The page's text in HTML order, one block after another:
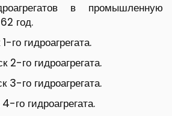
в промышленную
год.
го гидроагрегата.
2-го гидроагрегата.
3-го гидроагрегата.
го гидроагрегата.